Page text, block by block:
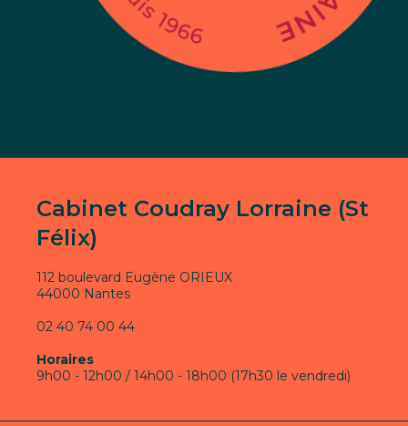
Cabinet Coudray Lorraine (St
Félix)
112 boulevard Eugène ORIEUX
44000 Nantes
02 40 74 00 44
Horaires
9h00 - 12h00 / 14h00 - 18h00 (17h30 le vendredi)